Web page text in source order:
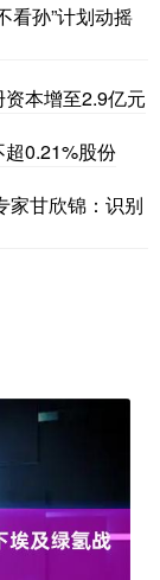
看孙”计划动摇
本增至2.9亿元
0.21%股份
家甘欣锦：识别